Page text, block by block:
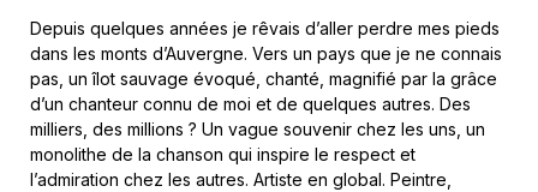
Depuis quelques années je rêvais d’aller perdre mes pieds
dans les monts d’Auvergne. Vers un pays que je ne connais
pas, un îlot sauvage évoqué, chanté, magnifié par la grâce
d’un chanteur connu de moi et de quelques autres. Des
milliers, des millions ? Un vague souvenir chez les uns, un
monolithe de la chanson qui inspire le respect et
l’admiration chez les autres. Artiste en global. Peintre,